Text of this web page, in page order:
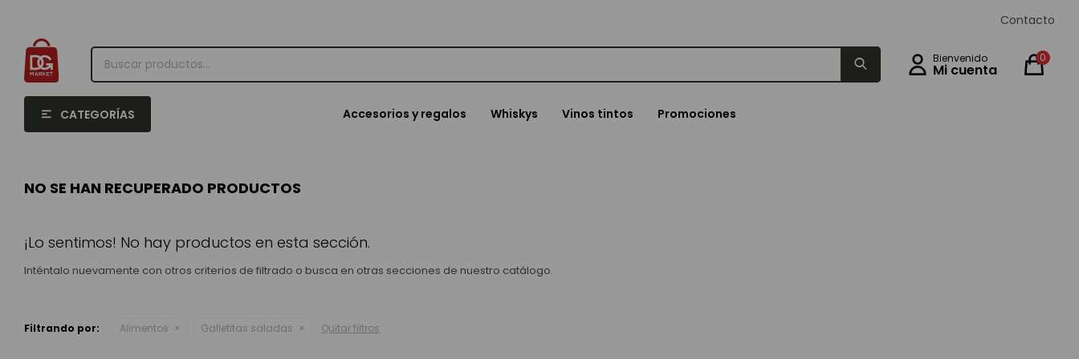
CATEGORÍAS Accesorios y regalos Whiskys Vinos tintos Promociones
0
Contacto
NO SE HAN RECUPERADO PRODUCTOS
¡Lo sentimos! No hay productos en esta sección.
Inténtalo nuevamente con otros criterios de filtrado o busca en otras secciones de nuestro catálogo.
Filtrando por: Alimentos Galletitas saladas Quitar filtros